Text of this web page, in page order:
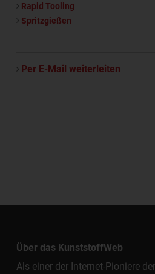
Rapid Tooling
Spritzgießen
Per E-Mail weiterleiten
Über das KunststoffWeb
Als einer der Internet-Pioniere